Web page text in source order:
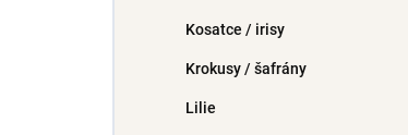
Kosatce / irisy
Krokusy / šafrány
Lilie